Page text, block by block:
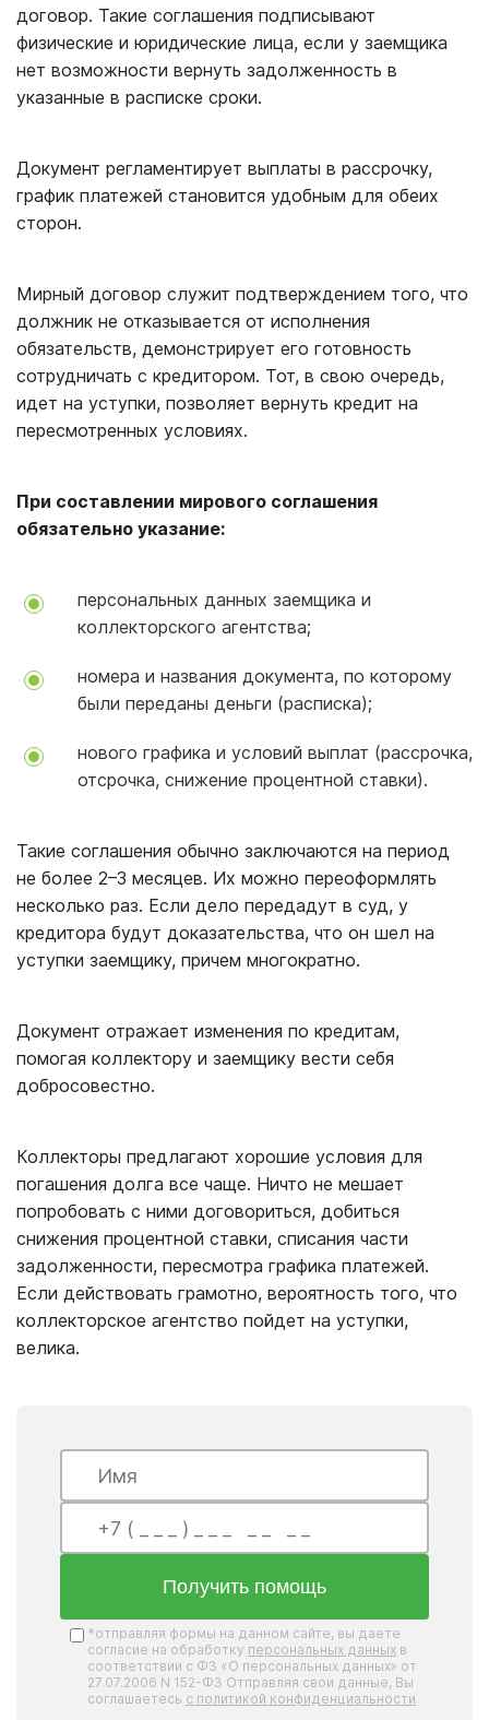
договор. Такие соглашения подписывают
физические и юридические лица, если у заемщика
нет возможности вернуть задолженность в
указанные в расписке сроки.
Документ регламентирует выплаты в рассрочку,
график платежей становится удобным для обеих
сторон.
Мирный договор служит подтверждением того, что
должник не отказывается от исполнения
обязательств, демонстрирует его готовность
сотрудничать с кредитором. Тот, в свою очередь,
идет на уступки, позволяет вернуть кредит на
пересмотренных условиях.
При составлении мирового соглашения
обязательно указание:
персональных данных заемщика и
коллекторского агентства;
номера и названия документа, по которому
были переданы деньги (расписка);
нового графика и условий выплат (рассрочка,
отсрочка, снижение процентной ставки).
Такие соглашения обычно заключаются на период
не более 2–3 месяцев. Их можно переоформлять
несколько раз. Если дело передадут в суд, у
кредитора будут доказательства, что он шел на
уступки заемщику, причем многократно.
Документ отражает изменения по кредитам,
помогая коллектору и заемщику вести себя
добросовестно.
Коллекторы предлагают хорошие условия для
погашения долга все чаще. Ничто не мешает
попробовать с ними договориться, добиться
снижения процентной ставки, списания части
задолженности, пересмотра графика платежей.
Если действовать грамотно, вероятность того, что
коллекторское агентство пойдет на уступки,
велика.
Получить помощь
*отправляя формы на данном сайте, вы даете
согласие на обработку персональных данных в
соответствии с ФЗ «О персональных данных» от
27.07.2006 N 152-ФЗ Отправляя свои данные, Вы
соглашаетесь с политикой конфиденциальности